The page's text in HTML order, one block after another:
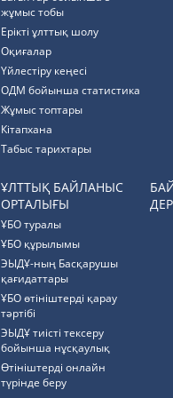
жұмыс тобы
Ерікті ұлттық шолу
Оқиғалар
Үйлестіру кеңесі
ОДМ бойынша статистика
Жұмыс топтары
Кітапхана
Табыс тарихтары
ҰЛТТЫҚ БАЙЛАНЫС
ОРТАЛЫҒЫ
ҰБО туралы
ҰБО құрылымы
ЭЫДҰ-ның Басқарушы
қағидаттары
ҰБО өтініштерді қарау
тәртібі
ЭЫДҰ тиісті тексеру
бойынша нұсқаулық
Өтініштерді онлайн
түрінде беру